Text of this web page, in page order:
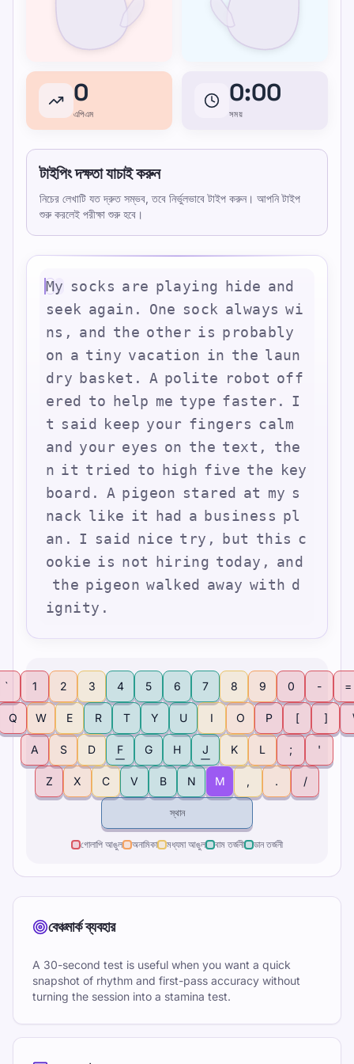
0
এপিএম
0:00
সময়
টাইপিং দক্ষতা যাচাই করুন
নিচের লেখাটি যত দ্রুত সম্ভব, তবে নির্ভুলভাবে টাইপ করুন। আপনি টাইপ
শুরু করলেই পরীক্ষা শুরু হবে।
My socks a re playing hide and
seek again . One sock always wi
ns , and t he ot he r is p ro ba bly
on a tiny vacation in t he laun
d ry bas ket . A polite ro bot off
ered to help me type faste r.
I
t said keep your fingers calm
and you r eyes on t he text , t he
n it t ried to hig h five t he key
board . A pigeon stared at my s
nack li ke it had a busines s pl
an . I said nice t ry , but t his c
oo kie is not hiring tod ay , and
t he pigeon wal ked away wit h d
ignity .
` 1 2 3 4 5 6 7 8 9 0 - =
Q W E R T Y U I O P [ ]
A S D F G H J K L ; '
Z X C V B N M , . /
স্থান
গোলাপি আঙুল অনামিকা মধ্যমা আঙুল বাম তর্জনী ডান তর্জনী
বেঞ্চমার্ক ব্যবহার
A 30-second test is useful when you want a quick
snapshot of rhythm and first-pass accuracy without
turning the session into a stamina test.